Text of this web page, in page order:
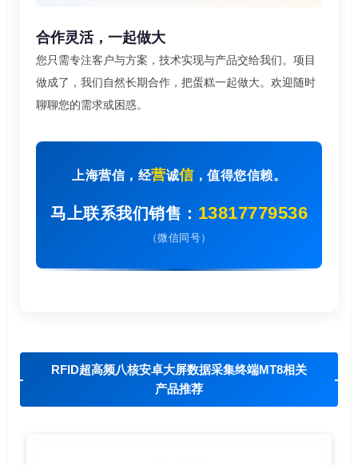
合作灵活，一起做大
您只需专注客户与方案，技术实现与产品交给我们。项目
做成了，我们自然长期合作，把蛋糕一起做大。欢迎随时
聊聊您的需求或困惑。
上海营信，经营诚信，值得您信赖。
马上联系我们销售： 13817779536
（微信同号）
RFID超高频八核安卓大屏数据采集终端MT8相关
产品推荐